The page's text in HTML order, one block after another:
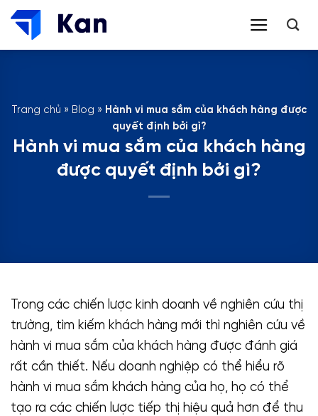
Bỏ
qua
nội
Trang chủ » Blog » Hành vi mua sắm của khách hàng được
quyết định bởi gì?
Hành vi mua sắm của khách hàng
được quyết định bởi gì?
Trong các chiến lược kinh doanh về nghiên cứu thị
trường, tìm kiếm khách hàng mới thì nghiên cứu về
hành vi mua sắm của khách hàng được đánh giá
rất cần thiết. Nếu doanh nghiệp có thể hiểu rõ
hành vi mua sắm khách hàng của họ, họ có thể
tạo ra các chiến lược tiếp thị hiệu quả hơn để thu